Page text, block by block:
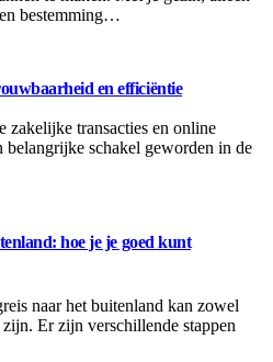
bestemming…
en efficiëntie
zakelijke transacties en online
belangrijke schakel geworden in de
hoe je je goed kunt
naar het buitenland kan zowel
Er zijn verschillende stappen